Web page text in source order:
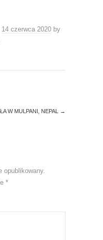
14 czerwca 2020 by
W MULPANI, NEPAL
→
opublikowany.
*